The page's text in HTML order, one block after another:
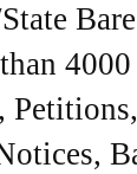
Petitions,